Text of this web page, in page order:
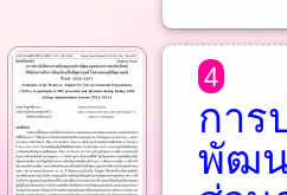
4
การ
พัฒน